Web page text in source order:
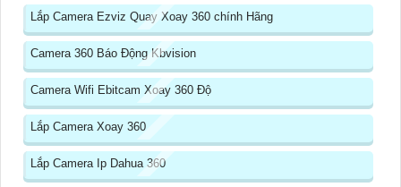
Lắp Camera Ezviz Quay Xoay 360 chính Hãng
Camera 360 Báo Động Kbvision
Camera Wifi Ebitcam Xoay 360 Độ
Lắp Camera Xoay 360
Lắp Camera Ip Dahua 360